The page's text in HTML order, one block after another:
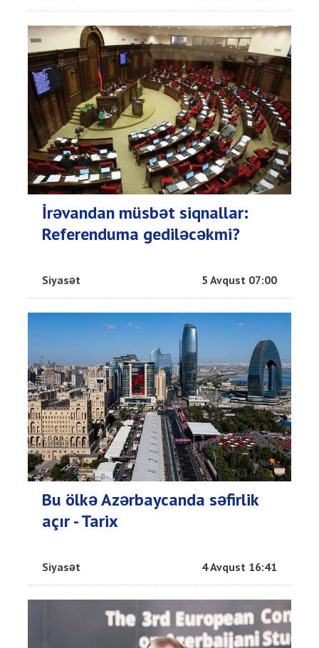
İrəvandan müsbət siqnallar:
Referenduma gediləcəkmi?
Siyasət 5 Avqust 07:00
Bu ölkə Azərbaycanda səfirlik
açır - Tarix
Siyasət 4 Avqust 16:41